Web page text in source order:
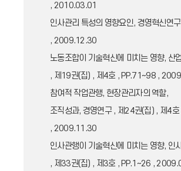
, 2010.03.01
인사관리 특성의 영향요인, 경영혁신연
, 2009.12.30
노동조합이 기술혁신에 미치는 영향, 산
, 제19권(집) , 제4호 , PP.71~98 ,
참여적 작업관행, 현장관리자의 역할,
조직성과, 경영연구 , 제24권(집) , 제4
, 2009.11.30
인사관행이 기술혁신에 미치는 영향, 인
, 제33권(집) , 제3호 , PP.1~26 ,